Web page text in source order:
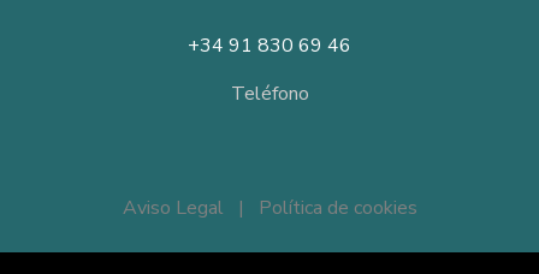
+34 91 830 69 46
Teléfono
Aviso Legal | Política de cookies